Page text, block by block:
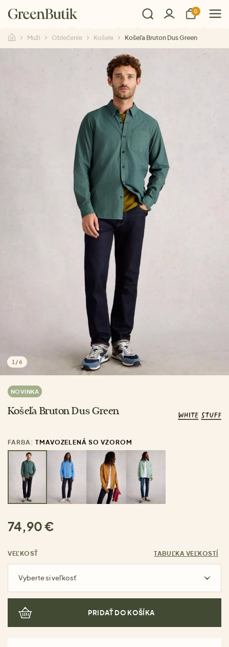
0
Muži Oblečenie Košele Košeľa Bruton Dus Green
1 /6
NOVINKA
Košeľa Bruton Dus Green
FARBA: TMAVOZELENÁ SO VZOROM
74,90 €
VEĽKOSŤ TABUĽKA VEĽKOSTÍ
Vyberte si veľkosť
PRIDAŤ DO KOŠÍKA